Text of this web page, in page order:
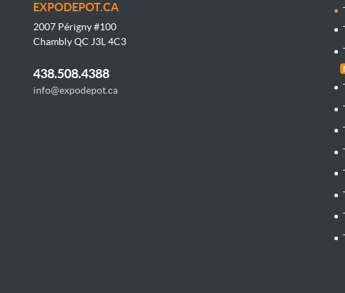
EXPODEPOT.CA
2007 Périgny #100
Chambly QC J3L 4C3
438.508.4388
info@expodepot.ca